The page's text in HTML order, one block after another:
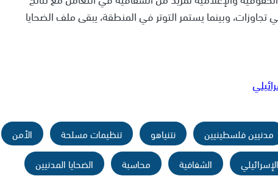
وبينما يستمر التوتر في المنطقة، يبقى ملف الضحايا
مدنيين فلسطينيين نتنياهو تنظيمات مسلحة
الأمن
الشفافية محاسبة الضحايا المدنيين